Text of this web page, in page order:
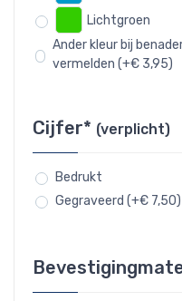
Lichtgroen
Ander kleur bij
vermelden (+€ 3,95)
Cijfer* (verplicht)
Bedrukt
Gegraveerd (+€ 7,50)